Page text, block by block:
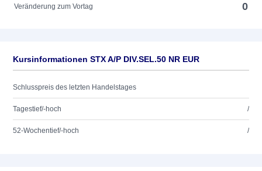
Veränderung zum Vortag 0
Kursinformationen STX A/P DIV.SEL.50 NR EUR
Schlusspreis des letzten Handelstages
Tagestief/-hoch /
52-Wochentief/-hoch /